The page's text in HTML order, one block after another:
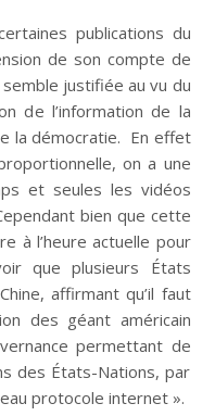
publications du
de son compte de
justifiée au vu du
de l’information de la
la démocratie. En effet
on a une
et seules les vidéos
bien que cette
à l’heure actuelle pour
que plusieurs États
affirmant qu’il faut
des géant américain
permettant de
des États-Nations, par
protocole internet ».